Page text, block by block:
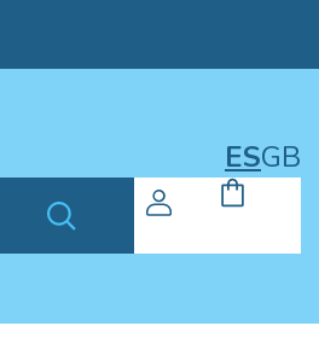
ESGB